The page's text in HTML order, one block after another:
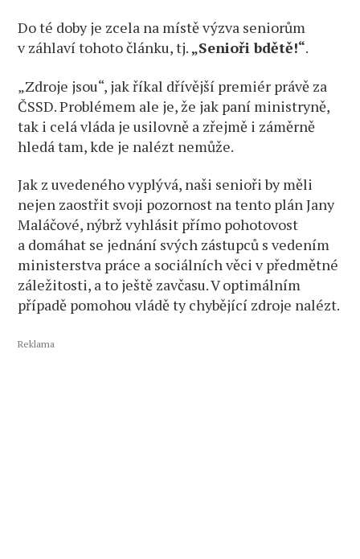
Do té doby je zcela na místě výzva seniorům
v záhlaví tohoto článku, tj. „Senioři bdětě!“.
„Zdroje jsou“, jak říkal dřívější premiér právě za
ČSSD. Problémem ale je, že jak paní ministryně,
tak i celá vláda je usilovně a zřejmě i záměrně
hledá tam, kde je nalézt nemůže.
Jak z uvedeného vyplývá, naši senioři by měli
nejen zaostřit svoji pozornost na tento plán Jany
Maláčové, nýbrž vyhlásit přímo pohotovost
a domáhat se jednání svých zástupců s vedením
ministerstva práce a sociálních věci v předmětné
záležitosti, a to ještě zavčasu. V optimálním
případě pomohou vládě ty chybějící zdroje nalézt.
Reklama